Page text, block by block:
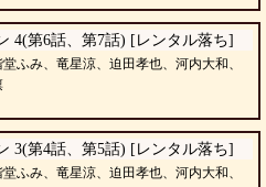
4(第6話、第7話) [レンタル落ち]
ふみ、竜星涼、迫田孝也、河内大和、
3(第4話、第5話) [レンタル落ち]
ふみ、竜星涼、迫田孝也、河内大和、